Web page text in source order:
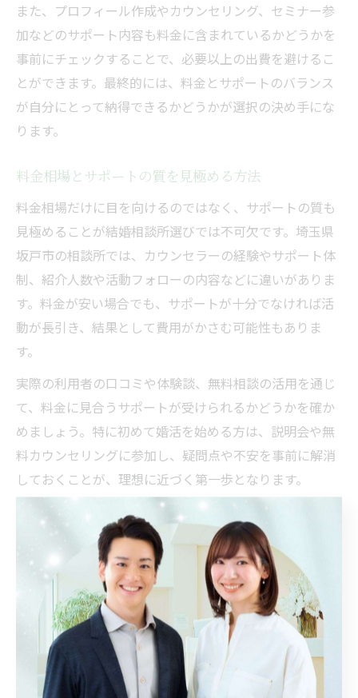
また、プロフィール作成やカウンセリング、セミナー参
加などのサポート内容も料金に含まれているかどうかを
事前にチェックすることで、必要以上の出費を避けるこ
とができます。最終的には、料金とサポートのバランス
が自分にとって納得できるかどうかが選択の決め手にな
ります。
料金相場とサポートの質を見極める方法
料金相場だけに目を向けるのではなく、サポートの質も
見極めることが結婚相談所選びでは不可欠です。埼玉県
坂戸市の相談所では、カウンセラーの経験やサポート体
制、紹介人数や活動フォローの内容などに違いがありま
す。料金が安い場合でも、サポートが十分でなければ活
動が長引き、結果として費用がかさむ可能性もありま
す。
実際の利用者の口コミや体験談、無料相談の活用を通じ
て、料金に見合うサポートが受けられるかどうかを確か
めましょう。特に初めて婚活を始める方は、説明会や無
料カウンセリングに参加し、疑問点や不安を事前に解消
しておくことが、理想に近づく第一歩となります。
結婚相談所で無駄なく婚活を始め
る費用管理法
結婚相談所料金相場を踏まえた費用管理の基本
結婚相談所を利用する際、まず押さえておきたいのが